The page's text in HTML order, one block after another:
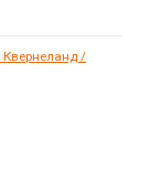
Квернеланд /